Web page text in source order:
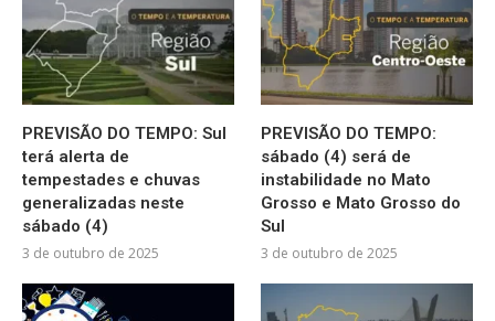
PREVISÃO DO TEMPO: Sul
terá alerta de
tempestades e chuvas
generalizadas neste
sábado (4)
3 de outubro de 2025
PREVISÃO DO TEMPO:
sábado (4) será de
instabilidade no Mato
Grosso e Mato Grosso do
Sul
3 de outubro de 2025